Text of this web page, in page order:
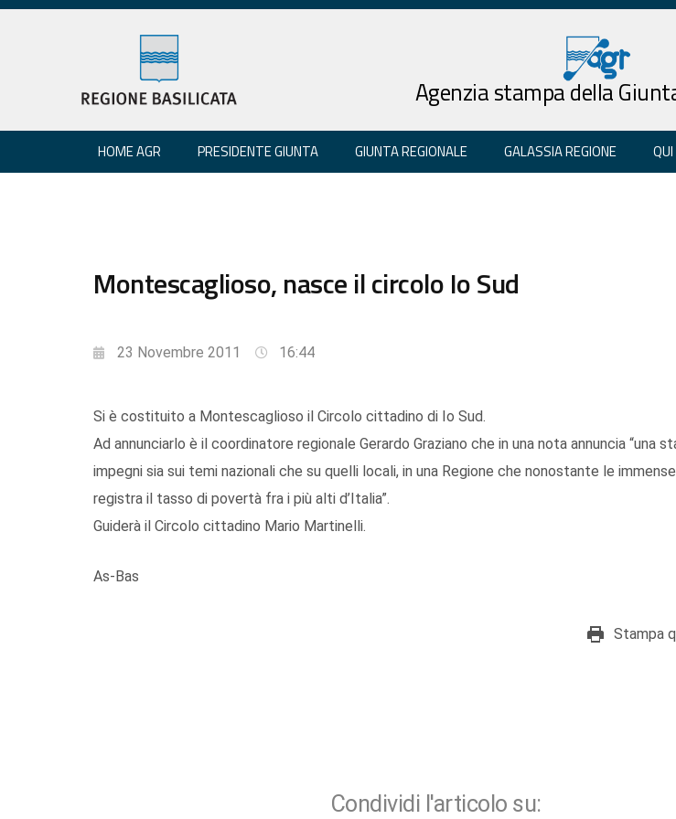
Agenzia stampa della
HOME AGR PRESIDENTE GIUNTA GIUNTA REGIONALE GALASSIA REGIONE
Montescaglioso, nasce il circolo Io Sud
23 Novembre 2011 16:44
Si è costituito a Montescaglioso il Circolo cittadino di Io Sud.
Ad annunciarlo è il coordinatore regionale Gerardo Graziano che in una nota annuncia “una
impegni sia sui temi nazionali che su quelli locali, in una Regione che nonostante le
registra il tasso di povertà fra i più alti d’Italia”.
Guiderà il Circolo cittadino Mario Martinelli.
As-Bas
Stampa
Condividi l'articolo su: